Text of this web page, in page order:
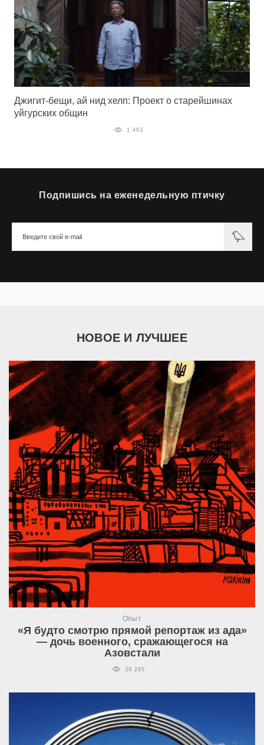
Джигит-бещи, ай нид хелп: Проект о старейшинах
уйгурских общин
1 463
Подпишись на еженедельную птичку
НОВОЕ И ЛУЧШЕЕ
Опыт
«Я будто смотрю прямой репортаж из ада»
— дочь военного, сражающегося на
Азовстали
39 295